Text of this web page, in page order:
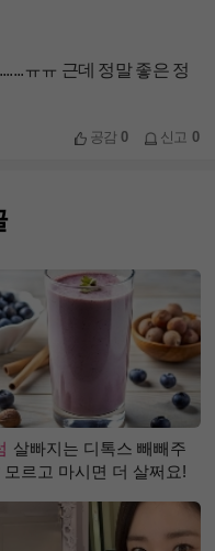
ㅠㅠ 근데 정말 좋은 정
공감0 신고 0
살빠지는 디톡스 빼빼주
모르고 마시면 더 살쩌요!